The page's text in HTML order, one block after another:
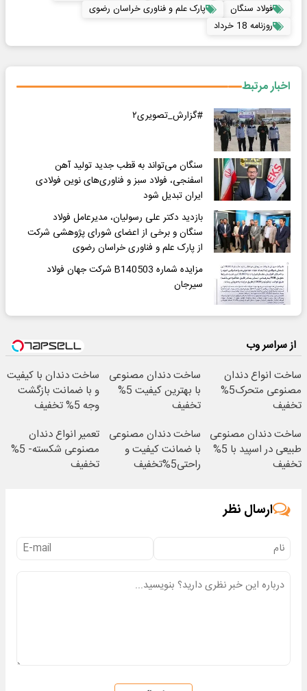
فولاد سنگان
پارک علم و فناوری خراسان رضوی
روزنامه 18 خرداد
اخبار مرتبط
#گزارش_تصویری۲
سنگان می‌تواند به قطب جدید تولید آهن
اسفنجی، فولاد سبز و فناوری‌های نوین فولادی
ایران تبدیل شود
بازدید دکتر علی رسولیان، مدیرعامل فولاد
سنگان و برخی از اعضای شورای پژوهشی شرکت
از پارک علم و فناوری خراسان رضوی
مزایده شماره B140503 شرکت جهان فولاد
سیرجان
از سراسر وب
ساخت انواع دندان
مصنوعی متحرک5%
تخفیف
ساخت دندان مصنوعی
با بهترین کیفیت 5%
تخفیف
ساخت دندان با کیفیت
و با ضمانت بازگشت
وجه 5% تخفیف
ساخت دندان مصنوعی
طبیعی در اسپید با 5%
تخفیف
ساخت دندان مصنوعی
با ضمانت کیفیت و
راحتی5%تخفیف
تعمیر انواع دندان
مصنوعی شکسته- 5%
تخفیف
ارسال نظر